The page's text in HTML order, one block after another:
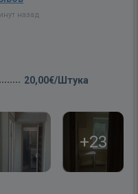
назад
20,00€/Штука
+23